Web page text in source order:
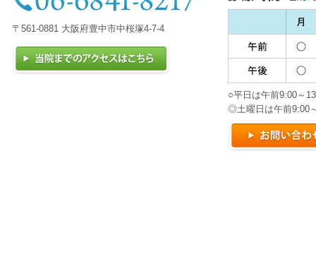
〒561-0881 大阪府豊中市中桜塚4-7-4
○平日は午前9:00～
◎土曜日は午前9:00